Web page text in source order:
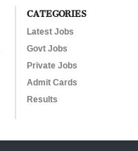
CATEGORIES
Latest Jobs
Govt Jobs
Private Jobs
Admit Cards
Results